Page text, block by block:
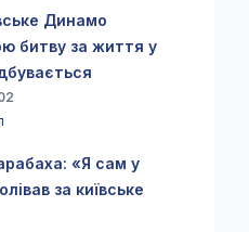
Динамо
битву за життя у
«Я сам у
за київське